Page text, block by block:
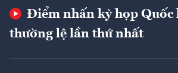
Điểm nhấn kỳ họp Quốc
thường lệ lần thứ nhất